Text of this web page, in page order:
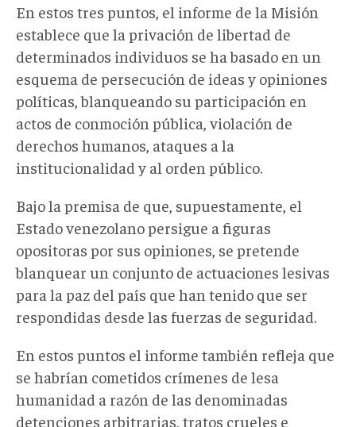
En estos tres puntos, el informe de la Misión
establece que la privación de libertad de
determinados individuos se ha basado en un
esquema de persecución de ideas y opiniones
políticas, blanqueando su participación en
actos de conmoción pública, violación de
derechos humanos, ataques a la
institucionalidad y al orden público.
Bajo la premisa de que, supuestamente, el
Estado venezolano persigue a figuras
opositoras por sus opiniones, se pretende
blanquear un conjunto de actuaciones lesivas
para la paz del país que han tenido que ser
respondidas desde las fuerzas de seguridad.
En estos puntos el informe también refleja que
se habrían cometidos crímenes de lesa
humanidad a razón de las denominadas
detenciones arbitrarias, tratos crueles e